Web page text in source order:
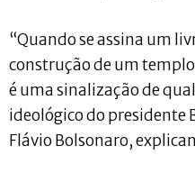
“Quando se assina um
construção de um
é uma sinalização de
ideológico do presidente
Flávio Bolsonaro,